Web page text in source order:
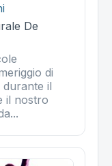
De
di
il
il nostro